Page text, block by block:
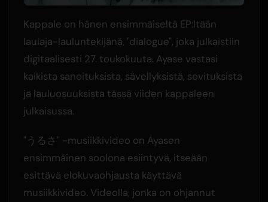
Kappale on hänen ensimmäiseltä EP:ltään
laulaja-lauluntekijänä, "dialogue", joka julkaistiin
digitaalisesti 27. toukokuuta. Ayase vastasi
kaikista sanoituksista, sävellyksistä, sovituksista
ja lauluosuuksista tässä viiden kappaleen
julkaisussa.
"うるさ" -musiikkivideo on Ayasen
ensimmäinen soolona esiintyvä, itseään
esittävä elokuvaohjausta käyttävä
musiikkivideo. Videolla, jonka on ohjannut